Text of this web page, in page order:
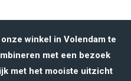
winkel in Volendam te
met een bezoek
met het mooiste uitzicht